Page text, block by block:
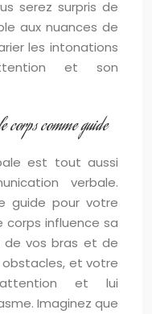
serez surpris de
aux nuances de
les intonations
et son
corps comme guide
est tout aussi
verbale.
guide pour votre
corps influence sa
de vos bras et de
obstacles, et votre
et lui
Imaginez que